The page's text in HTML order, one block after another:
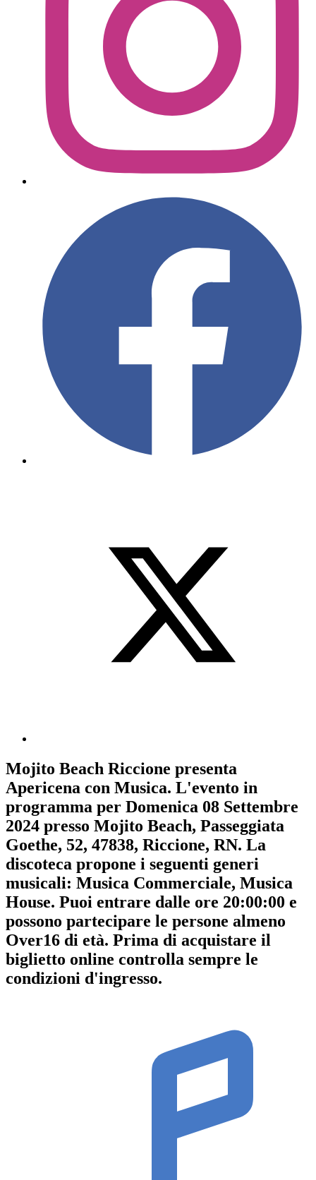
Mojito Beach Riccione presenta
Apericena con Musica. L'evento in
programma per Domenica 08 Settembre
2024 presso Mojito Beach, Passeggiata
Goethe, 52, 47838, Riccione, RN. La
discoteca propone i seguenti generi
musicali: Musica Commerciale, Musica
House. Puoi entrare dalle ore 20:00:00 e
possono partecipare le persone almeno
Over16 di età. Prima di acquistare il
biglietto online controlla sempre le
condizioni d'ingresso.